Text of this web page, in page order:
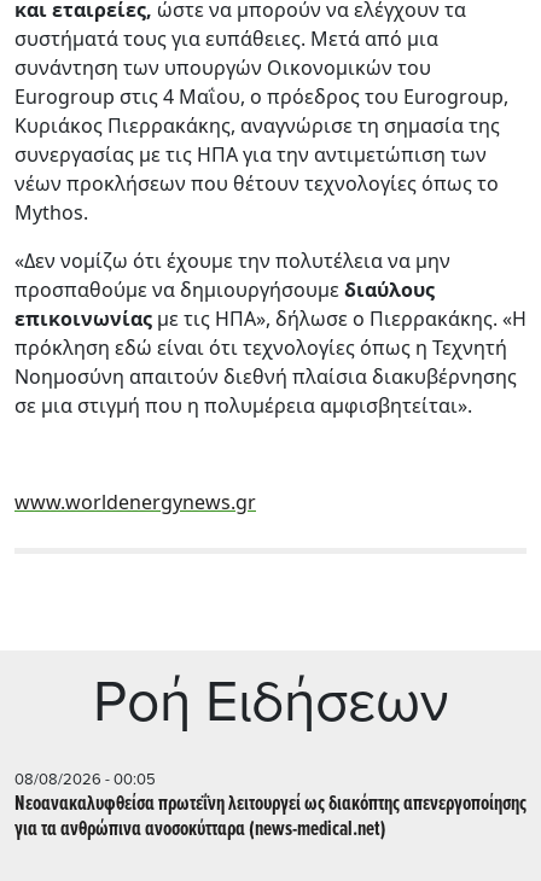
και εταιρείες, ώστε να μπορούν να ελέγχουν τα
συστήματά τους για ευπάθειες. Μετά από μια
συνάντηση των υπουργών Οικονομικών του
Eurogroup στις 4 Μαΐου, ο πρόεδρος του Eurogroup,
Κυριάκος Πιερρακάκης, αναγνώρισε τη σημασία της
συνεργασίας με τις ΗΠΑ για την αντιμετώπιση των
νέων προκλήσεων που θέτουν τεχνολογίες όπως το
Mythos.
«Δεν νομίζω ότι έχουμε την πολυτέλεια να μην
προσπαθούμε να δημιουργήσουμεδιαύλους
επικοινωνίας με τις ΗΠΑ», δήλωσε ο Πιερρακάκης. «Η
πρόκληση εδώ είναι ότι τεχνολογίες όπως η Τεχνητή
Νοημοσύνη απαιτούν διεθνή πλαίσια διακυβέρνησης
σε μια στιγμή που η πολυμέρεια αμφισβητείται».
www.worldenergynews.gr
Ρoή Ειδήσεων
08/08/2026 - 00:05
Νεοανακαλυφθείσα πρωτεΐνη λειτουργεί ως διακόπτης απενεργοποίησης
για τα ανθρώπινα ανοσοκύτταρα (news-medical.net)